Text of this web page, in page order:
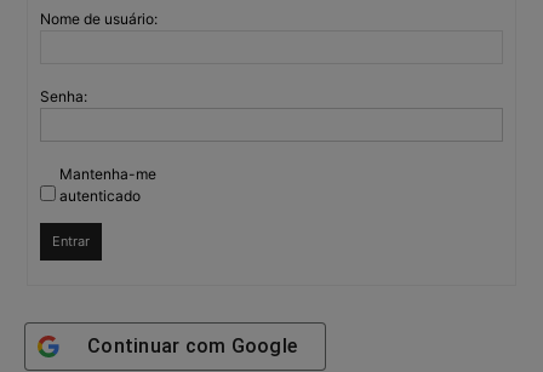
Nome de usuário:
Senha:
Mantenha-me
autenticado
Entrar
Continuar com Google